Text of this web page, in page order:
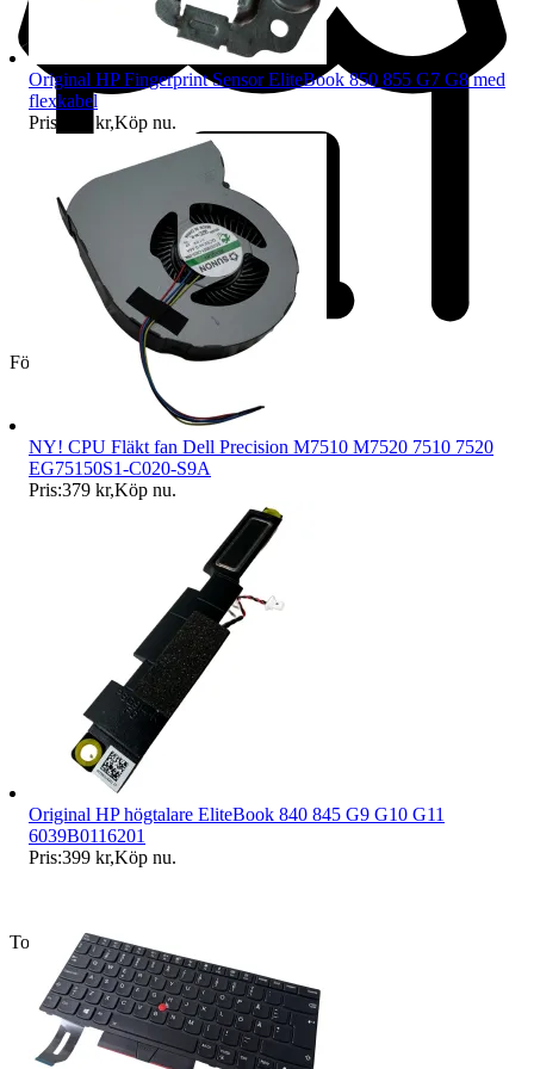
Företag
Toppsäljare
Original HP Fingerprint Sensor EliteBook 850 855 G7 G8 med
flexkabel
Pris:
399 kr,Köp nu.
NY! CPU Fläkt fan Dell Precision M7510 M7520 7510 7520
EG75150S1-C020-S9A
Pris:379 kr,Köp nu.
Original HP högtalare EliteBook 840 845 G9 G10 G11
6039B0116201
Pris:399 kr,Köp nu.